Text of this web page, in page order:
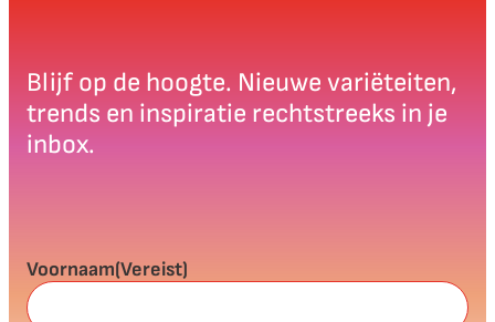
Blijf op de hoogte. Nieuwe variëteiten,
trends en inspiratie rechtstreeks in je
inbox.
Voornaam(Vereist)